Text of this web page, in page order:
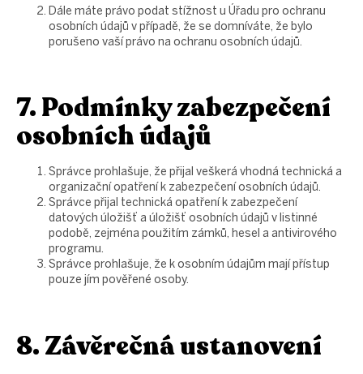
Dále máte právo podat stížnost u Úřadu pro ochranu
osobních údajů v případě, že se domníváte, že bylo
porušeno vaší právo na ochranu osobních údajů.
7. Podmínky zabezpečení
osobních údajů
Správce prohlašuje, že přijal veškerá vhodná technická a
organizační opatření k zabezpečení osobních údajů.
Správce přijal technická opatření k zabezpečení
datových úložišť a úložišť osobních údajů v listinné
podobě, zejména použitím zámků, hesel a antivirového
programu.
Správce prohlašuje, že k osobním údajům mají přístup
pouze jím pověřené osoby.
8. Závěrečná ustanovení